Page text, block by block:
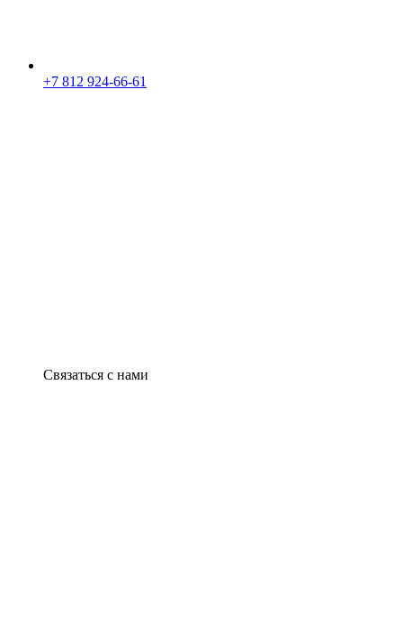
+7 812 924-66-61
Связаться с нами